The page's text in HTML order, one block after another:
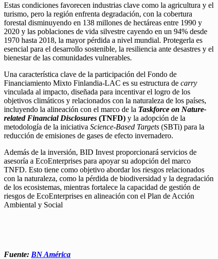
Estas condiciones favorecen industrias clave como la agricultura y el
turismo, pero la región enfrenta degradación, con la cobertura
forestal disminuyendo en 138 millones de hectáreas entre 1990 y
2020 y las poblaciones de vida silvestre cayendo en un 94% desde
1970 hasta 2018, la mayor pérdida a nivel mundial. Protegerla es
esencial para el desarrollo sostenible, la resiliencia ante desastres y el
bienestar de las comunidades vulnerables.
Una característica clave de la participación del Fondo de
Financiamiento Mixto Finlandia-LAC es su estructura de carry
vinculada al impacto, diseñada para incentivar el logro de los
objetivos climáticos y relacionados con la naturaleza de los países,
incluyendo la alineación con el marco de la Taskforce on Nature-
related Financial Disclosures (TNFD) y la adopción de la
metodología de la iniciativa Science-Based Targets (SBTi) para la
reducción de emisiones de gases de efecto invernadero.
Además de la inversión, BID Invest proporcionará servicios de
asesoría a EcoEnterprises para apoyar su adopción del marco
TNFD. Esto tiene como objetivo abordar los riesgos relacionados
con la naturaleza, como la pérdida de biodiversidad y la degradación
de los ecosistemas, mientras fortalece la capacidad de gestión de
riesgos de EcoEnterprises en alineación con el Plan de Acción
Ambiental y Social
Fuente: BN América